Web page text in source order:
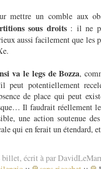
mettre un comble aux
sous droits: il ne
aussi facilement que les
va le legs de Bozza,
peut potentiellement
de place qui peut
Il faudrait réellement
une action soutenue
qui en ferait un étendard,
billet, écrit à par